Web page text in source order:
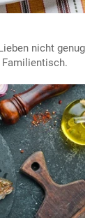
nicht genug
Familientisch.